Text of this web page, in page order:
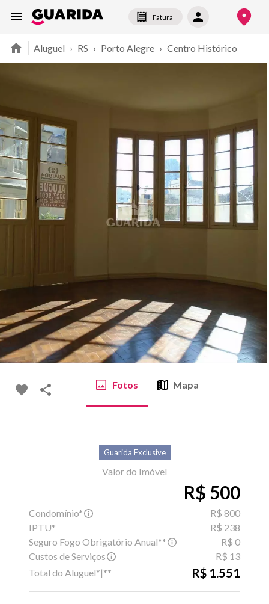
Fatura
Aluguel › RS › Porto Alegre › Centro Histórico
Fotos Mapa
Guarida Exclusive
Valor do Imóvel
R$ 500
Condomínio*
R$ 800
IPTU*
R$ 238
Seguro Fogo Obrigatório Anual**
R$ 0
Custos de Serviços
R$ 13
Total do Aluguel*|**
R$ 1.551